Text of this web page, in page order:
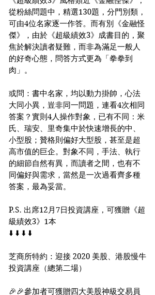
從粉絲問題中，精選130題，分門別類，
可由4位名家逐一作答。而有別《金融怪
傑》，由於《超級績效3》成書目的，聚
焦於解決讀者疑難，而非為滿足一般人
的好奇心態，問答方式更為「拳拳到
肉」。
或問：書中名家，均以動力掛帥，心法
大同小異，豈非同一問題，連看4次相同
答案？實則4人操作對象，已有不同：米
氏、瑞安、里奇集中於快速增長的中、
小型股；贊格則偏好大型股，甚至是超
高市值的巨企。對象不同，手法、執行
的細節自然有異，而讀者之間，也有不
同偏好與需求，當然是一次過看齊多種
答案，最為妥當。
P.S. 出席12月7日投資講座，可獲贈《超
級績效3》1本
⬇️ ⬇️ ⬇️ ⬇️
芝商所特約：迎接 2020 美股、港股慢牛
投資講座（總第二場）
🎉🎉參加者可獲贈四大美股神級交易員